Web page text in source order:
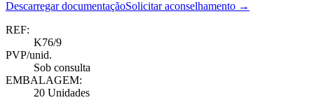
Descarregar documentaçãoSolicitar aconselhamento →
REF:
K76/9
PVP/unid.
Sob consulta
EMBALAGEM:
20 Unidades